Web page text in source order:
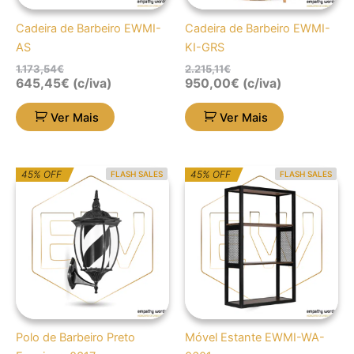
Cadeira de Barbeiro EWMI-
AS
1.173,54€
645,45€ (c/iva)
Ver Mais
Cadeira de Barbeiro EWMI-
KI-GRS
2.215,11€
950,00€ (c/iva)
Ver Mais
FLASH SALES
45% OFF
Polo de Barbeiro Preto
O
preço
original
era:
176,57€.
O
preço
atual
é:
97,11€.
FLASH SALES
45% OFF
Móvel Estante EWMI-WA-
O
preço
original
era:
451,23€.
O
preço
atual
é:
248,18€.